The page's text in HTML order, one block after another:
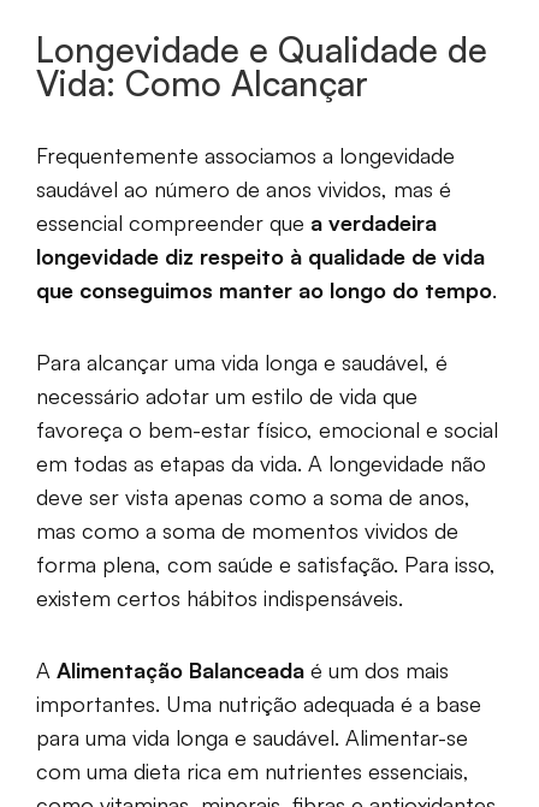
Longevidade e Qualidade de
Vida: Como Alcançar
Frequentemente associamos a longevidade
saudável ao número de anos vividos, mas é
essencial compreender que a verdadeira
longevidade diz respeito à qualidade de vida
que conseguimos manter ao longo do tempo.
Para alcançar uma vida longa e saudável, é
necessário adotar um estilo de vida que
favoreça o bem-estar físico, emocional e social
em todas as etapas da vida. A longevidade não
deve ser vista apenas como a soma de anos,
mas como a soma de momentos vividos de
forma plena, com saúde e satisfação. Para isso,
existem certos hábitos indispensáveis.
A Alimentação Balanceada é um dos mais
importantes. Uma nutrição adequada é a base
para uma vida longa e saudável. Alimentar-se
com uma dieta rica em nutrientes essenciais,